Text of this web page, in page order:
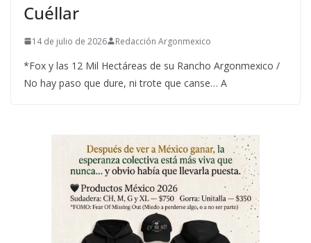
Cuéllar
14 de julio de 2026 Redacción Argonmexico
*Fox y las 12 Mil Hectáreas de su Rancho Argonmexico /
No hay paso que dure, ni trote que canse… A